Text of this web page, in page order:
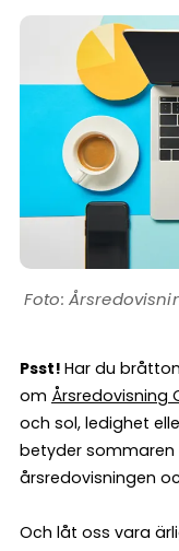
Psst! Har du
om Årsredovisning
och sol, ledighet
betyder
årsredovisningen
Och låt oss vara